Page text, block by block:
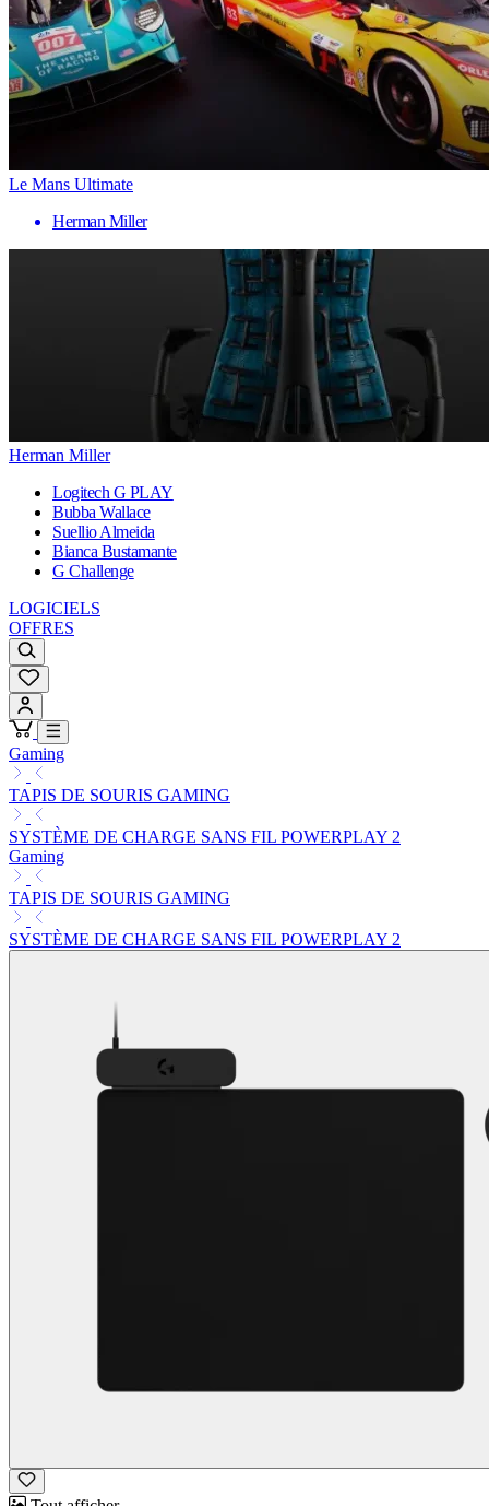
Le Mans Ultimate
Herman Miller
Herman Miller
Logitech G PLAY
Bubba Wallace
Suellio Almeida
Bianca Bustamante
G Challenge
LOGICIELS
OFFRES
Gaming
TAPIS DE SOURIS GAMING
SYSTÈME DE CHARGE SANS FIL POWERPLAY 2
Gaming
TAPIS DE SOURIS GAMING
SYSTÈME DE CHARGE SANS FIL POWERPLAY 2